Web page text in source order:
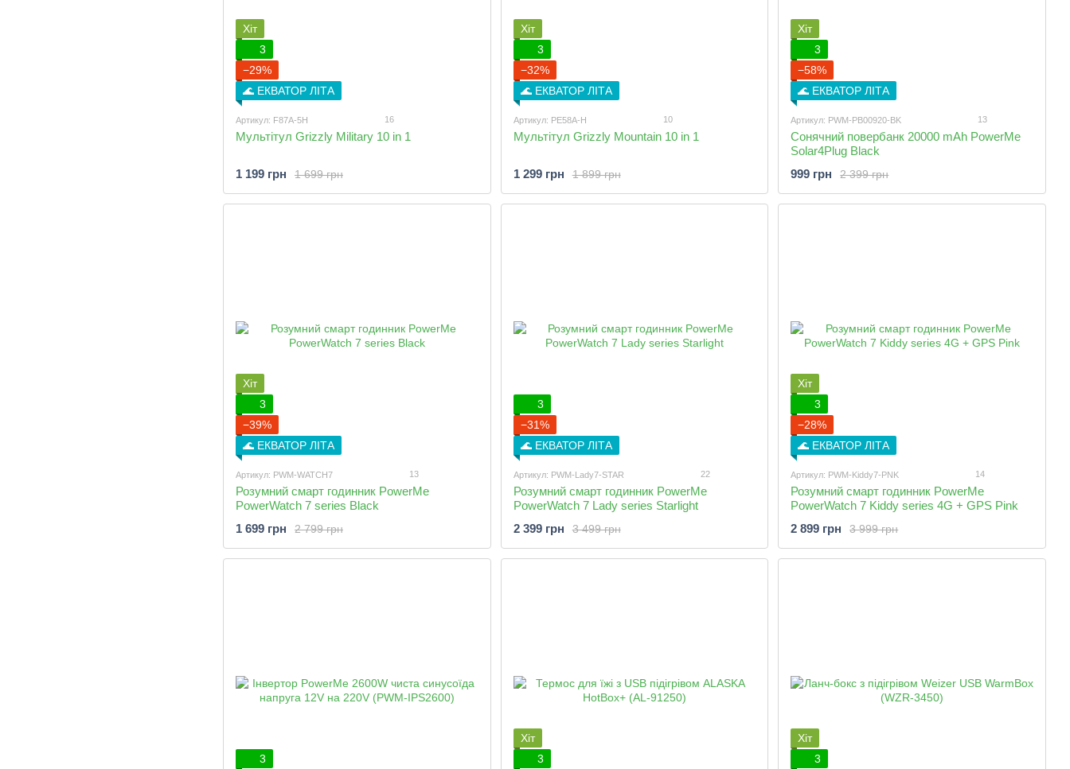
Хіт
3
−29%
🌊 ЕКВАТОР ЛІТА
Артикул: F87A-5H 16
Мультітул Grizzly Military 10 in 1
1 699 грн
1 199 грн
Хіт
3
−32%
🌊 ЕКВАТОР ЛІТА
Артикул: PE58A-H 10
Мультітул Grizzly Mountain 10 in 1
1 899 грн
1 299 грн
Хіт
3
−58%
🌊 ЕКВАТОР ЛІТА
Артикул: PWM-PB00920-BK 13
Сонячний повербанк 20000 mAh PowerMe
Solar4Plug Black
2 399 грн
999 грн
Хіт
3
−39%
🌊 ЕКВАТОР ЛІТА
Артикул: PWM-WATCH7 13
Розумний смарт годинник PowerMe
PowerWatch 7 series Black
2 799 грн
1 699 грн
3
−31%
🌊 ЕКВАТОР ЛІТА
Артикул: PWM-Lady7-STAR 22
Розумний смарт годинник PowerMe
PowerWatch 7 Lady series Starlight
3 499 грн
2 399 грн
Хіт
3
−28%
🌊 ЕКВАТОР ЛІТА
Артикул: PWM-Kiddy7-PNK 14
Розумний смарт годинник PowerMe
PowerWatch 7 Kiddy series 4G + GPS Pink
3 999 грн
2 899 грн
3
Хіт
3
Хіт
3